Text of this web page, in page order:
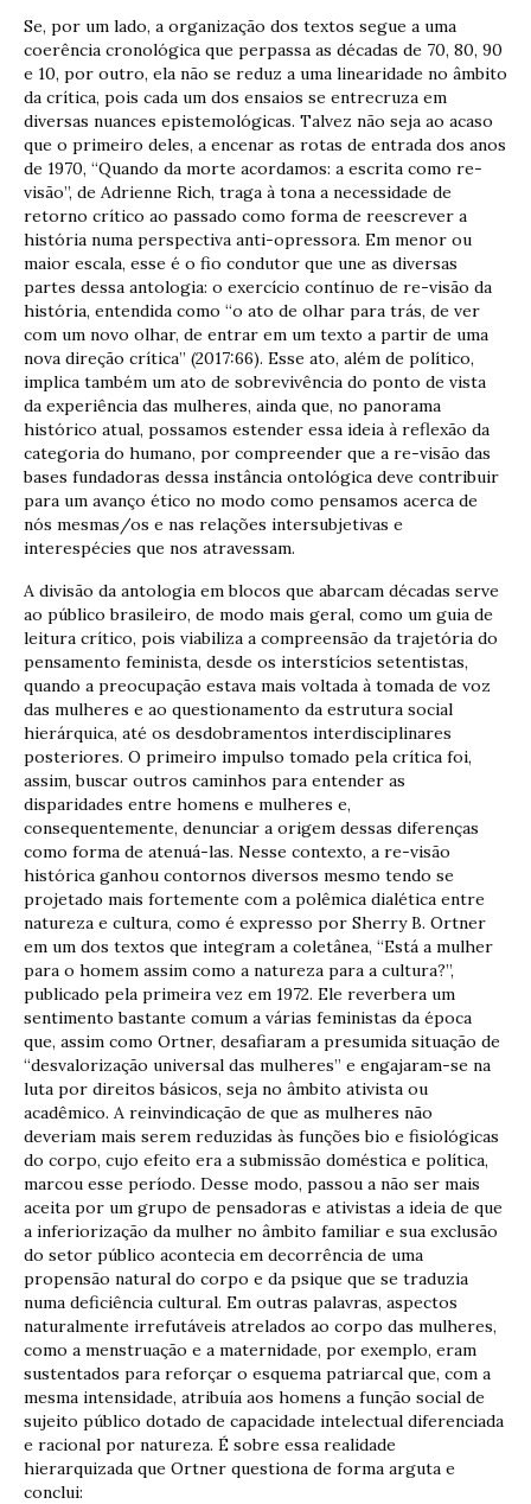
Se, por um lado, a organização dos textos segue a uma
coerência cronológica que perpassa as décadas de 70, 80, 90
e 10, por outro, ela não se reduz a uma linearidade no âmbito
da crítica, pois cada um dos ensaios se entrecruza em
diversas nuances epistemológicas. Talvez não seja ao acaso
que o primeiro deles, a encenar as rotas de entrada dos anos
de 1970, “Quando da morte acordamos: a escrita como re-
visão”, de Adrienne Rich, traga à tona a necessidade de
retorno crítico ao passado como forma de reescrever a
história numa perspectiva anti-opressora. Em menor ou
maior escala, esse é o fio condutor que une as diversas
partes dessa antologia: o exercício contínuo de re-visão da
história, entendida como “o ato de olhar para trás, de ver
com um novo olhar, de entrar em um texto a partir de uma
nova direção crítica” (2017:66). Esse ato, além de político,
implica também um ato de sobrevivência do ponto de vista
da experiência das mulheres, ainda que, no panorama
histórico atual, possamos estender essa ideia à reflexão da
categoria do humano, por compreender que a re-visão das
bases fundadoras dessa instância ontológica deve contribuir
para um avanço ético no modo como pensamos acerca de
nós mesmas/os e nas relações intersubjetivas e
interespécies que nos atravessam.
A divisão da antologia em blocos que abarcam décadas serve
ao público brasileiro, de modo mais geral, como um guia de
leitura crítico, pois viabiliza a compreensão da trajetória do
pensamento feminista, desde os interstícios setentistas,
quando a preocupação estava mais voltada à tomada de voz
das mulheres e ao questionamento da estrutura social
hierárquica, até os desdobramentos interdisciplinares
posteriores. O primeiro impulso tomado pela crítica foi,
assim, buscar outros caminhos para entender as
disparidades entre homens e mulheres e,
consequentemente, denunciar a origem dessas diferenças
como forma de atenuá-las. Nesse contexto, a re-visão
histórica ganhou contornos diversos mesmo tendo se
projetado mais fortemente com a polêmica dialética entre
natureza e cultura, como é expresso por Sherry B. Ortner
em um dos textos que integram a coletânea, “Está a mulher
para o homem assim como a natureza para a cultura?”,
publicado pela primeira vez em 1972. Ele reverbera um
sentimento bastante comum a várias feministas da época
que, assim como Ortner, desafiaram a presumida situação de
“desvalorização universal das mulheres” e engajaram-se na
luta por direitos básicos, seja no âmbito ativista ou
acadêmico. A reinvindicação de que as mulheres não
deveriam mais serem reduzidas às funções bio e fisiológicas
do corpo, cujo efeito era a submissão doméstica e política,
marcou esse período. Desse modo, passou a não ser mais
aceita por um grupo de pensadoras e ativistas a ideia de que
a inferiorização da mulher no âmbito familiar e sua exclusão
do setor público acontecia em decorrência de uma
propensão natural do corpo e da psique que se traduzia
numa deficiência cultural. Em outras palavras, aspectos
naturalmente irrefutáveis atrelados ao corpo das mulheres,
como a menstruação e a maternidade, por exemplo, eram
sustentados para reforçar o esquema patriarcal que, com a
mesma intensidade, atribuía aos homens a função social de
sujeito público dotado de capacidade intelectual diferenciada
e racional por natureza. É sobre essa realidade
hierarquizada que Ortner questiona de forma arguta e
conclui: